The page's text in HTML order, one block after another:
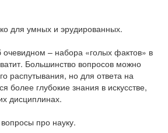
для умных и эрудированных.
очевидном – набора «голых фактов» в
Большинство вопросов можно
распутывания, но для ответа на
более глубокие знания в искусстве,
дисциплинах.
про науку.